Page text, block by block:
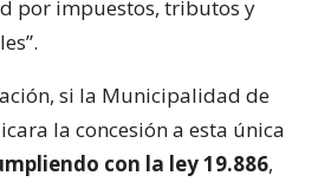
por impuestos, tributos y
si la Municipalidad de
la concesión a esta única
con la ley 19.886,